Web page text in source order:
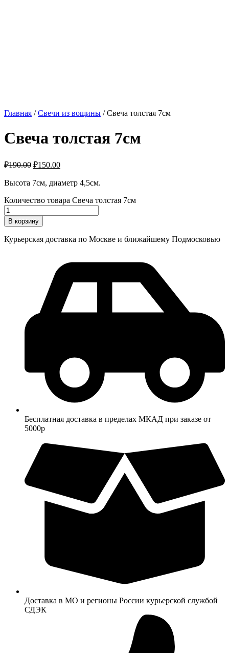
Главная /Свечи из вощины / Свеча толстая 7см
Свеча толстая 7см
₽190.00 ₽150.00
Высота 7см, диаметр 4,5см.
Количество товара Свеча толстая 7см
В корзину
Курьерская доставка по Москве и ближайшему Подмосковью
Бесплатная доставка в пределах МКАД при заказе от
5000р
Доставка в МО и регионы России курьерской службой
СДЭК